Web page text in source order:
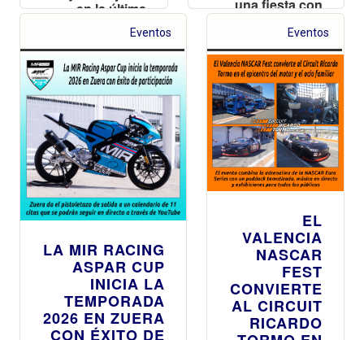
en la última
prueba antes
del parón
estival
una fiesta con
DJ y 'food
trucks' en el
icónico Pit Lane
del recinto
Eventos
LA MIR RACING
ASPAR CUP
INICIA LA
TEMPORADA
2026 EN ZUERA
CON ÉXITO DE
Eventos
EL
VALENCIA
NASCAR
FEST
CONVIERTE
AL CIRCUIT
RICARDO